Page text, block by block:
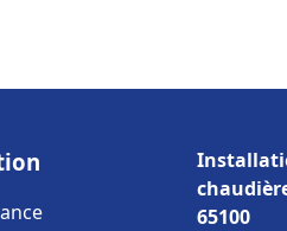
65100